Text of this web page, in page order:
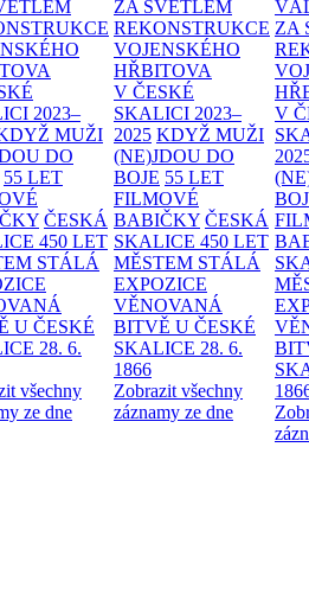
2023–
MUŽI
DO
55 LET
ČESKÁ
450 LET
STÁLÁ
U ČESKÉ
28. 6.
všechny
ze dne
ZA SVĚTLEM
REKONSTRUKCE
VOJENSKÉHO
HŘBITOVA
V ČESKÉ
SKALICI 2023–
2025 KDYŽ MUŽI
(NE)JDOU DO
BOJE 55 LET
FILMOVÉ
BABIČKY ČESKÁ
SKALICE 450 LET
MĚSTEM STÁLÁ
EXPOZICE
VĚNOVANÁ
BITVĚ U ČESKÉ
SKALICE 28. 6.
1866
Zobrazit všechny
záznamy ze dne
ZA
V